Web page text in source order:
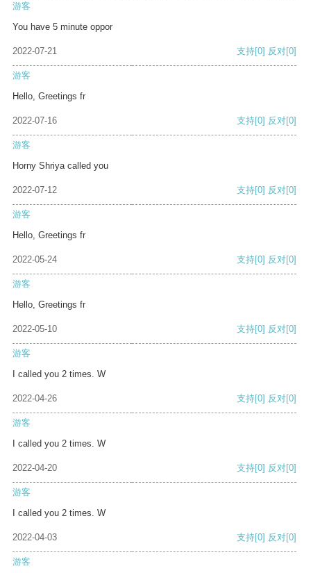
游客
You have 5 minute oppor
2022-07-21 支持[0] 反对[0]
游客
Hello, Greetings fr
2022-07-16 支持[0] 反对[0]
游客
Horny Shriya called you
2022-07-12 支持[0] 反对[0]
游客
Hello, Greetings fr
2022-05-24 支持[0] 反对[0]
游客
Hello, Greetings fr
2022-05-10 支持[0] 反对[0]
游客
I called you 2 times. W
2022-04-26 支持[0] 反对[0]
游客
I called you 2 times. W
2022-04-20 支持[0] 反对[0]
游客
I called you 2 times. W
2022-04-03 支持[0] 反对[0]
游客